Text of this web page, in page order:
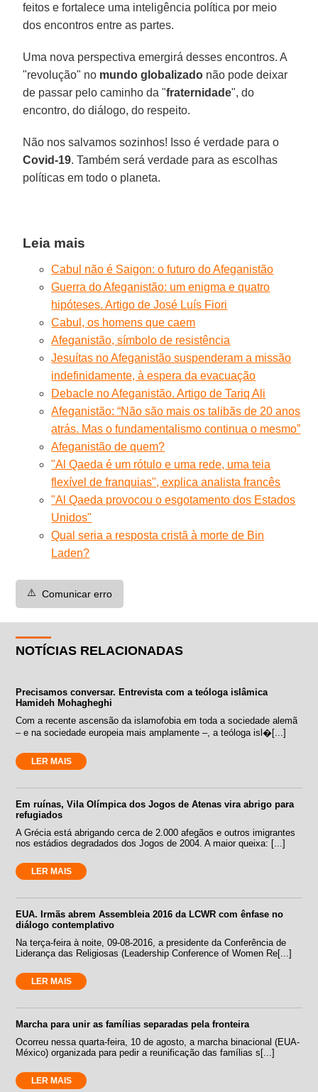
feitos e fortalece uma inteligência política por meio
dos encontros entre as partes.
Uma nova perspectiva emergirá desses encontros. A
"revolução" no mundo globalizado não pode deixar
de passar pelo caminho da "fraternidade", do
encontro, do diálogo, do respeito.
Não nos salvamos sozinhos! Isso é verdade para o
Covid-19. Também será verdade para as escolhas
políticas em todo o planeta.
Leia mais
Cabul não é Saigon: o futuro do Afeganistão
Guerra do Afeganistão: um enigma e quatro
hipóteses. Artigo de José Luís Fiori
Cabul, os homens que caem
Afeganistão, símbolo de resistência
Jesuítas no Afeganistão suspenderam a missão
indefinidamente, à espera da evacuação
Debacle no Afeganistão. Artigo de Tariq Ali
Afeganistão: “Não são mais os talibãs de 20 anos
atrás. Mas o fundamentalismo continua o mesmo”
Afeganistão de quem?
"Al Qaeda é um rótulo e uma rede, uma teia
flexível de franquias", explica analista francês
"Al Qaeda provocou o esgotamento dos Estados
Unidos"
Qual seria a resposta cristã à morte de Bin
Laden?
⚠️ Comunicar erro
NOTÍCIAS RELACIONADAS
Precisamos conversar. Entrevista com a teóloga islâmica
Hamideh Mohagheghi
Com a recente ascensão da islamofobia em toda a sociedade alemã
– e na sociedade europeia mais amplamente –, a teóloga isl�[...]
LER MAIS
Em ruínas, Vila Olímpica dos Jogos de Atenas vira abrigo para
refugiados
A Grécia está abrigando cerca de 2.000 afegãos e outros imigrantes
nos estádios degradados dos Jogos de 2004. A maior queixa: [...]
LER MAIS
EUA. Irmãs abrem Assembleia 2016 da LCWR com ênfase no
diálogo contemplativo
Na terça-feira à noite, 09-08-2016, a presidente da Conferência de
Liderança das Religiosas (Leadership Conference of Women Re[...]
LER MAIS
Marcha para unir as famílias separadas pela fronteira
Ocorreu nessa quarta-feira, 10 de agosto, a marcha binacional (EUA-
México) organizada para pedir a reunificação das famílias s[...]
LER MAIS